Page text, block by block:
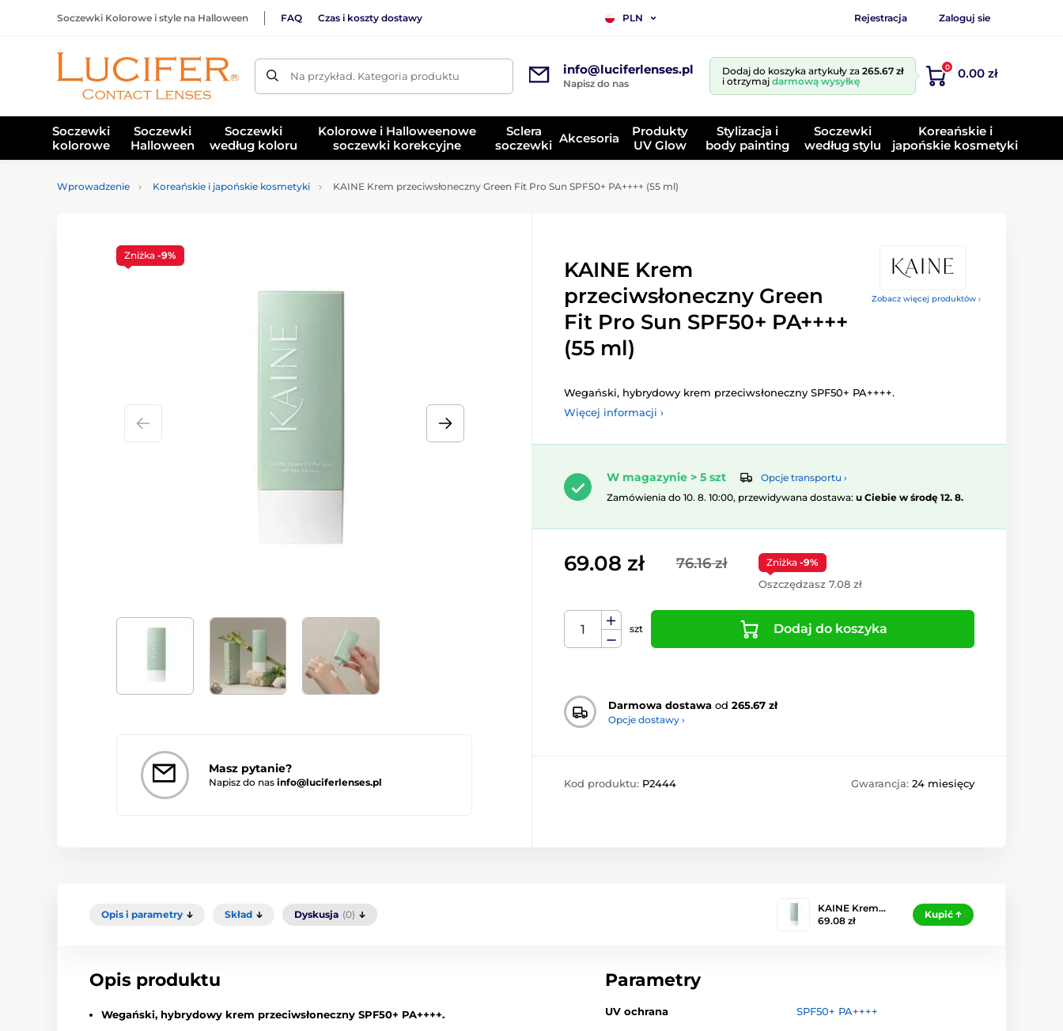
Soczewki Kolorowe i style na Halloween FAQ Czas i koszty dostawy PLN Rejestracja Zaloguj sie
Na przykład. Kategoria produktu info@luciferlenses.pl
Napisz do nas
Dodaj do koszyka artykuły za 265.67 zł
i otrzymaj darmową wysyłkę
0 0.00 zł
Soczewki
kolorowe
Soczewki
Halloween
Soczewki
według koloru
Kolorowe i Halloweenowe
soczewki korekcyjne
Sclera
soczewki Akcesoria
Produkty
UV Glow
Stylizacja i
body painting
Soczewki
według stylu
Koreańskie i
japońskie kosmetyki
Wprowadzenie Koreańskie i japońskie kosmetyki KAINE Krem przeciwsłoneczny Green Fit Pro Sun SPF50+ PA++++ (55 ml)
Zobacz więcej produktów ›
Masz pytanie?
Napisz do nas info@luciferlenses.pl
Zniżka -9%
KAINE Krem
przeciwsłoneczny Green
Fit Pro Sun SPF50+ PA++++
(55 ml)
Wegański, hybrydowy krem przeciwsłoneczny SPF50+ PA++++.
Więcej informacji ›
W magazynie > 5 szt
Opcje transportu ›
Zamówienia do 10. 8. 10:00, przewidywana dostawa: u Ciebie w środę 12. 8.
76.16 zł
69.08 zł Zniżka -9%
Oszczędzasz 7.08 zł
szt Dodaj do koszyka
Darmowa dostawa od 265.67 zł
Opcje dostawy ›
Kod produktu: P2444 Gwarancja: 24 miesięcy
Opis i parametry Skład Dyskusja (0)
KAINE Krem…
69.08 zł
Kupić
Opis produktu
Wegański, hybrydowy krem przeciwsłoneczny SPF50+ PA++++.
Parametry
UV ochrana SPF50+ PA++++